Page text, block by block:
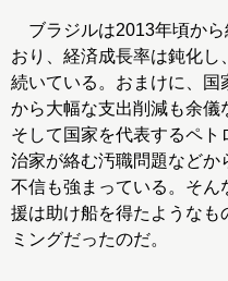
ブラジルは2013年頃から
おり、経済成長率は鈍化し
続いている。おまけに、国
から大幅な支出削減も余儀
そして国家を代表するペト
治家が絡む汚職問題などか
不信も強まっている。そん
援は助け船を得たようなも
ミングだったのだ。